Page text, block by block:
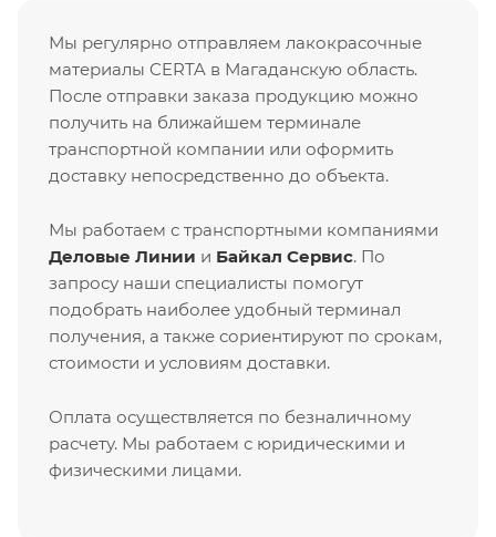
Мы регулярно отправляем лакокрасочные
материалы CERTA в Магаданскую область.
После отправки заказа продукцию можно
получить на ближайшем терминале
транспортной компании или оформить
доставку непосредственно до объекта.
Мы работаем с транспортными компаниями
Деловые Линии и Байкал Сервис. По
запросу наши специалисты помогут
подобрать наиболее удобный терминал
получения, а также сориентируют по срокам,
стоимости и условиям доставки.
Оплата осуществляется по безналичному
расчету. Мы работаем с юридическими и
физическими лицами.